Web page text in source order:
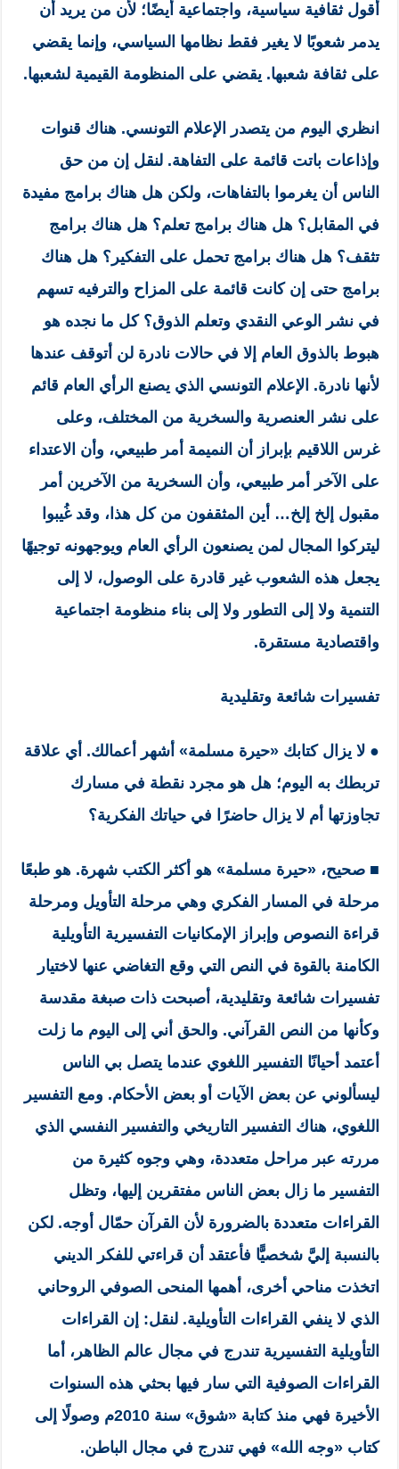
أقول ثقافية سياسية، واجتماعية أيضًا؛ لأن من يريد أن
يدمر شعوبًا لا يغير فقط نظامها السياسي، وإنما يقضي
على ثقافة شعبها. يقضي على المنظومة القيمية لشعبها.
انظري اليوم من يتصدر الإعلام التونسي. هناك قنوات
وإذاعات باتت قائمة على التفاهة. لنقل إن من حق
الناس أن يغرموا بالتفاهات، ولكن هل هناك برامج مفيدة
في المقابل؟ هل هناك برامج تعلم؟ هل هناك برامج
تثقف؟ هل هناك برامج تحمل على التفكير؟ هل هناك
برامج حتى إن كانت قائمة على المزاح والترفيه تسهم
في نشر الوعي النقدي وتعلم الذوق؟ كل ما نجده هو
هبوط بالذوق العام إلا في حالات نادرة لن أتوقف عندها
لأنها نادرة. الإعلام التونسي الذي يصنع الرأي العام قائم
على نشر العنصرية والسخرية من المختلف، وعلى
غرس اللاقيم بإبراز أن النميمة أمر طبيعي، وأن الاعتداء
على الآخر أمر طبيعي، وأن السخرية من الآخرين أمر
مقبول إلخ إلخ… أين المثقفون من كل هذا، وقد غُيبوا
ليتركوا المجال لمن يصنعون الرأي العام ويوجهونه توجيهًا
يجعل هذه الشعوب غير قادرة على الوصول، لا إلى
التنمية ولا إلى التطور ولا إلى بناء منظومة اجتماعية
واقتصادية مستقرة.
تفسيرات شائعة وتقليدية
● لا يزال كتابك «حيرة مسلمة» أشهر أعمالك. أي علاقة
تربطك به اليوم؛ هل هو مجرد نقطة في مسارك
تجاوزتها أم لا يزال حاضرًا في حياتك الفكرية؟
■ صحيح، «حيرة مسلمة» هو أكثر الكتب شهرة. هو طبعًا
مرحلة في المسار الفكري وهي مرحلة التأويل ومرحلة
قراءة النصوص وإبراز الإمكانيات التفسيرية التأويلية
الكامنة بالقوة في النص التي وقع التغاضي عنها لاختيار
تفسيرات شائعة وتقليدية، أصبحت ذات صبغة مقدسة
وكأنها من النص القرآني. والحق أني إلى اليوم ما زلت
أعتمد أحيانًا التفسير اللغوي عندما يتصل بي الناس
ليسألوني عن بعض الآيات أو بعض الأحكام. ومع التفسير
اللغوي، هناك التفسير التاريخي والتفسير النفسي الذي
مررته عبر مراحل متعددة، وهي وجوه كثيرة من
التفسير ما زال بعض الناس مفتقرين إليها، وتظل
القراءات متعددة بالضرورة لأن القرآن حمّال أوجه. لكن
بالنسبة إليَّ شخصيًّا فأعتقد أن قراءتي للفكر الديني
اتخذت مناحي أخرى، أهمها المنحى الصوفي الروحاني
الذي لا ينفي القراءات التأويلية. لنقل: إن القراءات
التأويلية التفسيرية تندرج في مجال عالم الظاهر، أما
القراءات الصوفية التي سار فيها بحثي هذه السنوات
الأخيرة فهي منذ كتابة «شوق» سنة 2010م وصولًا إلى
كتاب «وجه الله» فهي تندرج في مجال الباطن.